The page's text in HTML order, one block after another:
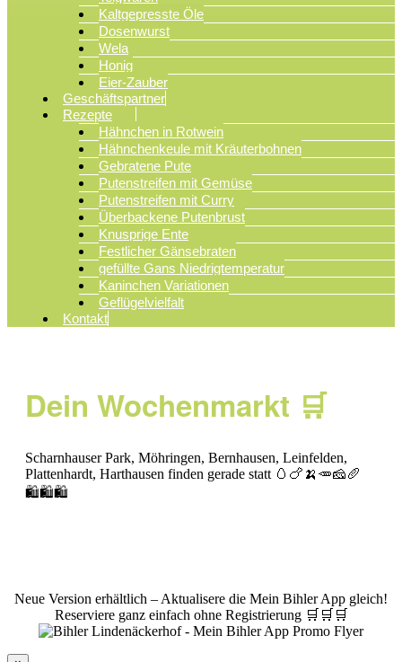
Kaltgepresste Öle
Dosenwurst
Wela
Honig
Eier-Zauber
Geschäftspartner
Rezepte
Hähnchen in Rotwein
Hähnchenkeule mit Kräuterbohnen
Gebratene Pute
Putenstreifen mit Gemüse
Putenstreifen mit Curry
Überbackene Putenbrust
Knusprige Ente
Festlicher Gänsebraten
gefüllte Gans Niedrigtemperatur
Kaninchen Variationen
Geflügelvielfalt
Kontakt
Dein Wochenmarkt 🛒
Scharnhauser Park, Möhringen, Bernhausen, Leinfelden,
Plattenhardt, Harthausen finden gerade statt 🥚🍗🍌🥕🧀🥖
🛍️🛍️🛍️
Neue Version erhältlich – Aktualisere die Mein Bihler App gleich!
Reserviere ganz einfach ohne Registrierung 🛒🛒🛒